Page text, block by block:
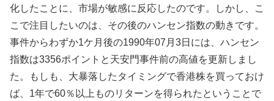
化したことに、市場が敏感に反応したのです。しかし、こ
こで注目したいのは、その後のハンセン指数の動きです。
事件からわずか1ケ月後の1990年07月3日には、ハンセン
指数は3356ポイントと天安門事件前の高値を更新しまし
た。もしも、大暴落したタイミングで香港株を買っておけ
ば、1年で60％以上ものリターンを得られたということで